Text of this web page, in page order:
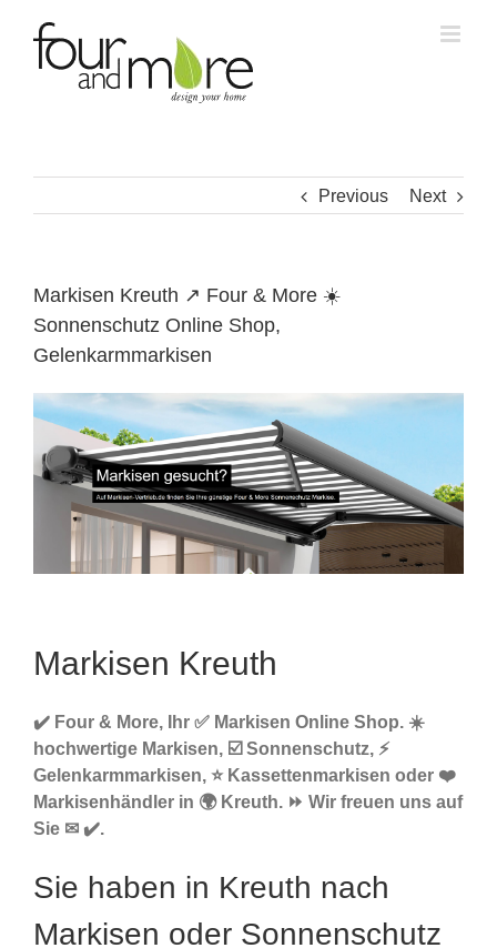
content
Previous Next
Markisen Kreuth ↗️ Four & More ☀️
Sonnenschutz Online Shop,
Gelenkarmmarkisen
Markisen Kreuth
✔️ Four & More, Ihr ✅ Markisen Online Shop. ☀️
hochwertige Markisen, ☑️ Sonnenschutz, ⚡
Gelenkarmmarkisen, ⭐ Kassettenmarkisen oder ❤️
Markisenhändler in 🌍 Kreuth. ⏩ Wir freuen uns auf
Sie ✉ ✔️.
Sie haben in Kreuth nach
Markisen oder Sonnenschutz